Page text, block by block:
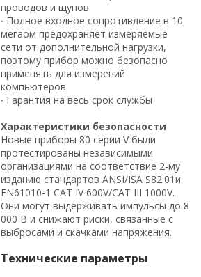
проводов и щупов
∙ Полное входное сопротивление в 10
мегаом предохраняет измеряемые
сети от дополнительной нагрузки,
поэтому прибор можно безопасно
применять для измерений
компьютеров
∙ Гарантия на весь срок службы
Характеристики безопасности
Новые приборы 80 серии V были
протестированы независимыми
организациями на соответствие 2-му
изданию стандартов ANSI/ISA S82.01и
EN61010-1 CAT IV 600V/CAT III 1000V.
Они могут выдерживать импульсы до 8
000 В и снижают риски, связанные с
выбросами и скачками напряжения.
Технические параметры